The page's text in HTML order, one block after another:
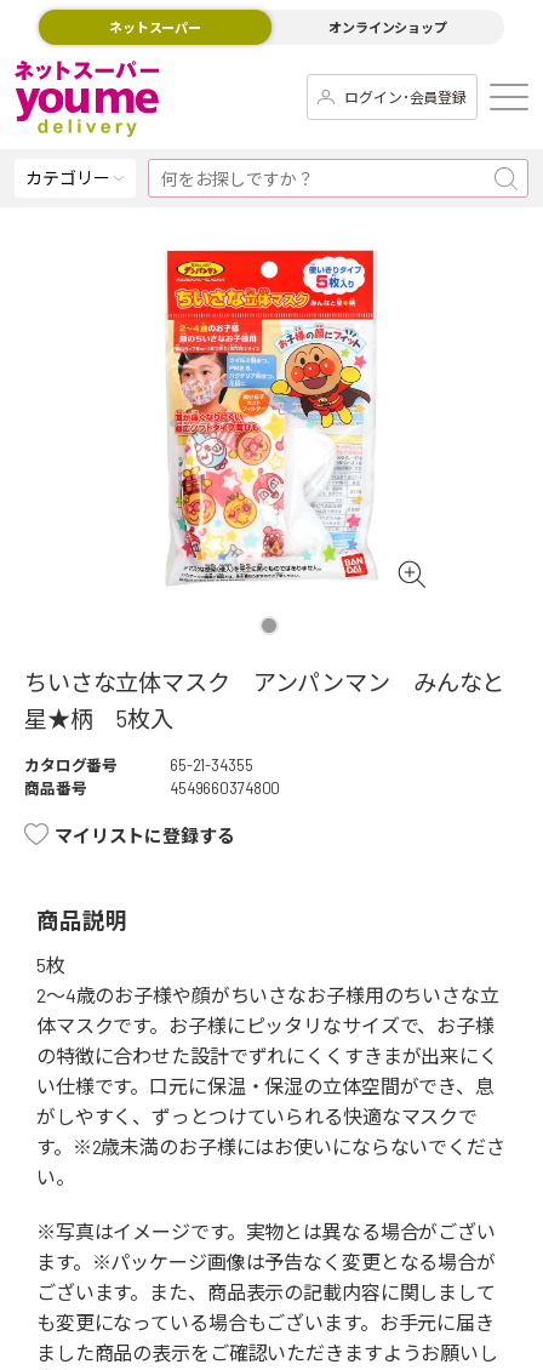
ネットスーパー オンラインショップ
ログイン･会員登録
カテゴリー
ちいさな立体マスク アンパンマン みんなと
星★柄 5枚入
カタログ番号
65-21-34355
商品番号
4549660374800
マイリストに登録する
商品説明
5枚
2～4歳のお子様や顔がちいさなお子様用のちいさな立
体マスクです。お子様にピッタリなサイズで、お子様
の特徴に合わせた設計でずれにくくすきまが出来にく
い仕様です。口元に保温・保湿の立体空間ができ、息
がしやすく、ずっとつけていられる快適なマスクで
す。※2歳未満のお子様にはお使いにならないでくださ
い。
※写真はイメージです。実物とは異なる場合がござい
ます。※パッケージ画像は予告なく変更となる場合が
ございます。また、商品表示の記載内容に関しまして
も変更になっている場合もございます。お手元に届き
ました商品の表示をご確認いただきますようお願いし